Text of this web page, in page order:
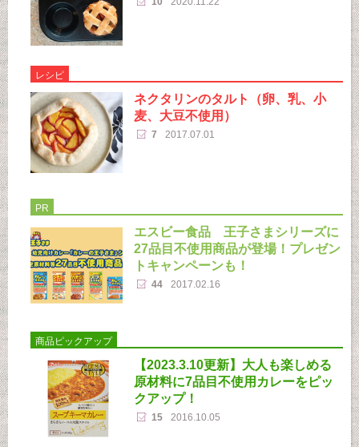
レシピ
ネクタリンのタルト（卵、乳、小
麦、大豆不使用）
7 2017.07.01
PR
エスビー食品 王子さまシリーズに
27品目不使用商品が登場！プレゼン
トキャンペーンも！
44 2017.02.16
商品ピックアップ
【2023.3.10更新】大人も楽しめる
原材料に7品目不使用カレーをピッ
クアップ！
15 2016.10.05